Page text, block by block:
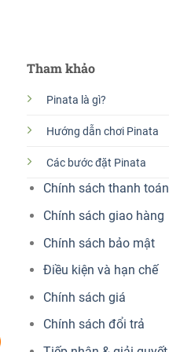
Tham khảo
Pinata là gì?
Hướng dẫn chơi Pinata
Các bước đặt Pinata
Chính sách thanh toán
Chính sách giao hàng
Chính sách bảo mật
Điều kiện và hạn chế
Chính sách giá
Chính sách đổi trả